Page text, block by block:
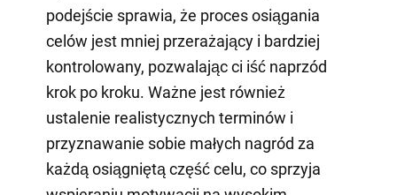
podejście sprawia, że proces osiągania
celów jest mniej przerażający i bardziej
kontrolowany, pozwalając ci iść naprzód
krok po kroku. Ważne jest również
ustalenie realistycznych terminów i
przyznawanie sobie małych nagród za
każdą osiągniętą część celu, co sprzyja